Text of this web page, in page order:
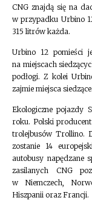
CNG znajdą się na
w przypadku Urbino
315 litrów każda.
Urbino 12 pomieści
na miejscach
podłogi. Z kolei
zajmie miejsca
Ekologiczne pojazdy
roku. Polski
trolejbusów Trollino.
zostanie 14
autobusy napędzane
zasilanych CNG
w Niemczech,
Hiszpanii oraz Francji.